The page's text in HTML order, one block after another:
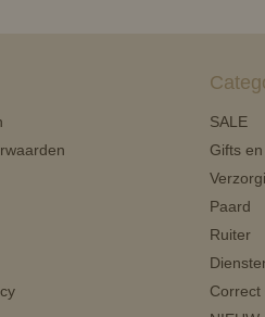
SALE
Gifts
Paard
Ruiter
Correct